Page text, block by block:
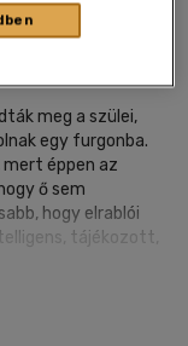
|puhatáblás,
meg a szülei,
egy furgonba.
mert éppen az
ő sem
hogy elrablói
tájékozott,
kezdettől fogva
Semmit